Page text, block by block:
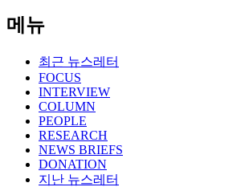
메뉴
최근 뉴스레터
FOCUS
INTERVIEW
COLUMN
PEOPLE
RESEARCH
NEWS BRIEFS
DONATION
지난 뉴스레터